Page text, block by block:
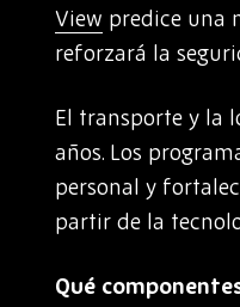
View predice una
reforzará la
El transporte y la
años. Los
personal y
partir de la
Qué